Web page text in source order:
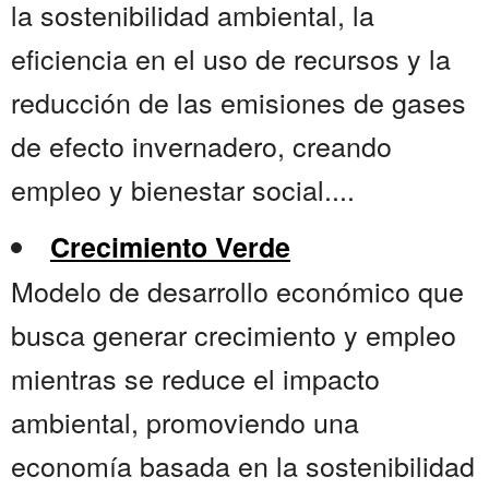
la sostenibilidad ambiental, la
eficiencia en el uso de recursos y la
reducción de las emisiones de gases
de efecto invernadero, creando
empleo y bienestar social....
Crecimiento Verde
Modelo de desarrollo económico que
busca generar crecimiento y empleo
mientras se reduce el impacto
ambiental, promoviendo una
economía basada en la sostenibilidad